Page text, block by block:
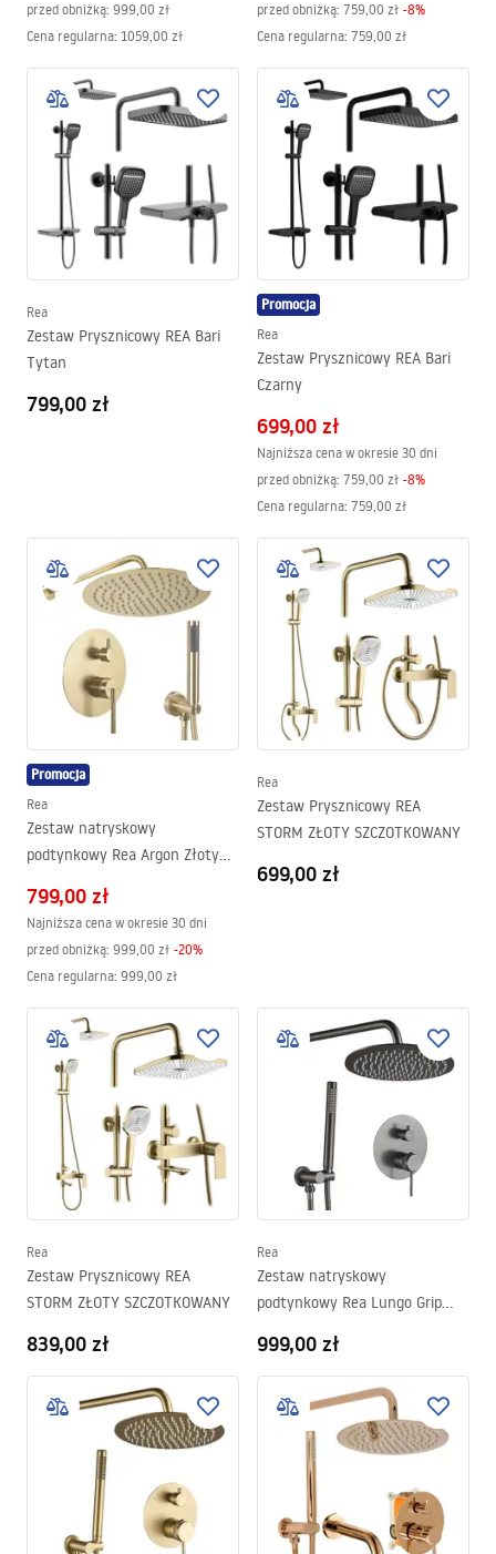
przed obniżką: 999,00 zł
Cena regularna: 1059,00 zł
przed obniżką: 759,00 zł -8%
Cena regularna: 759,00 zł
Rea
Zestaw Prysznicowy REA Bari
Tytan
799,00 zł
Promocja
Rea
Zestaw Prysznicowy REA Bari
Czarny
699,00 zł
Najniższa cena w okresie 30 dni
przed obniżką: 759,00 zł -8%
Cena regularna: 759,00 zł
Promocja
Rea
Zestaw natryskowy
podtynkowy Rea Argon Złoty
799,00 zł
Najniższa cena w okresie 30 dni
przed obniżką: 999,00 zł -20%
Cena regularna: 999,00 zł
Rea
Zestaw Prysznicowy REA
STORM ZŁOTY SZCZOTKOWANY
699,00 zł
Rea
Zestaw Prysznicowy REA
STORM ZŁOTY SZCZOTKOWANY
839,00 zł
Rea
Zestaw natryskowy
podtynkowy Rea Lungo Grip
999,00 zł